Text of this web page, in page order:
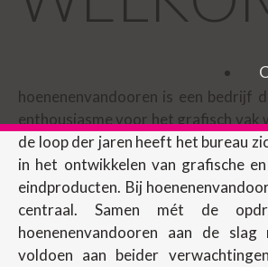
hoenenenvandooren is een bedrijf
enthousiasme voor het grafisch vak
de loop der jaren heeft het bureau
in het ontwikkelen van grafische
eindproducten. Bij
centraal. Samen mét de
hoenenenvandooren aan de
voldoen aan beider